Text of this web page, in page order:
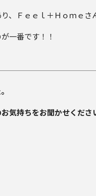
、Ｆｅｅｌ＋Ｈｏｍｅさ
一番です！！
気持ちをお聞かせくださ